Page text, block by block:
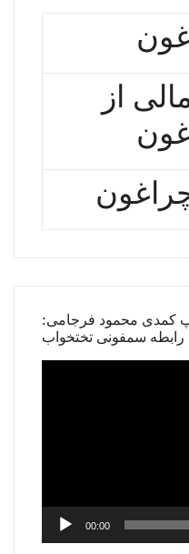
از
کمدی محمود فرجامی:
رابطه سمفونی تختخواب
00:00